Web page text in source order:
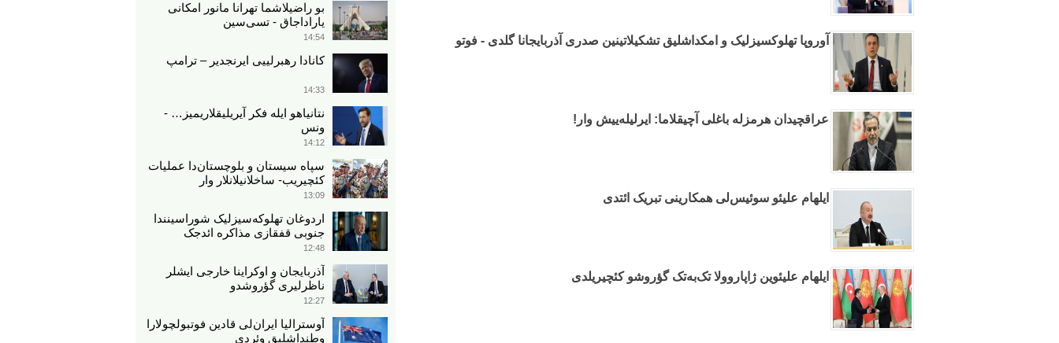
آوروپا تهلوکسیزلیک و امکداشلیق تشکیلاتینین صدری آذربایجانا گلدی - فوتو
عراقچیدان هرمزله باغلی آچیقلاما: ایرلیله‌ییش وار!
ایلهام علیئو سوئیس‌لی همکارینی تبریک ائتدی
ایلهام علیئوین ژاپاروولا تک‌به‌تک گؤروشو کئچیریلدی
بو راضیلاشما تهرانا مانور امکانی
یاراداجاق - تسی‌سین
14:54
کانادا رهبرلییی ایرنجدیر – ترامپ
14:33
نتانیاهو ایله فکر آیریلیقلاریمیز… -
ونس
14:12
سپاه سیستان و بلوچستان‌دا عملیات
کئچیریب- ساخلانیلانلار وار
13:09
اردوغان تهلوکه‌سیزلیک شوراسینندا
جنوبی قفقازی مذاکره ائد‌جک
12:48
آذربایجان و اوکراینا خارجی ایشلر
ناظرلیری گؤروشدو
12:27
آوسترالیا ایران‌لی قادین فوتبولچولارا
وطنداشلیق وئردی